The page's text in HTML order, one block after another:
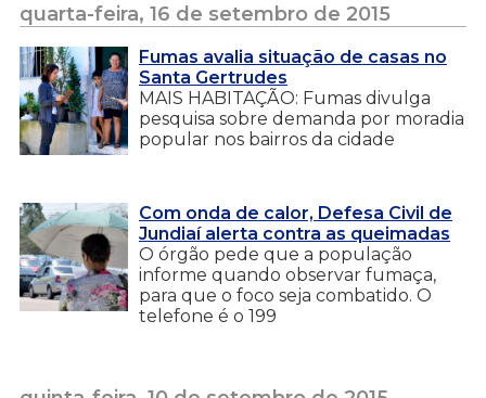
quarta-feira, 16 de setembro de 2015
Fumas avalia situação de casas no
Santa Gertrudes
MAIS HABITAÇÃO: Fumas divulga
pesquisa sobre demanda por moradia
popular nos bairros da cidade
Com onda de calor, Defesa Civil de
Jundiaí alerta contra as queimadas
O órgão pede que a população
informe quando observar fumaça,
para que o foco seja combatido. O
telefone é o 199